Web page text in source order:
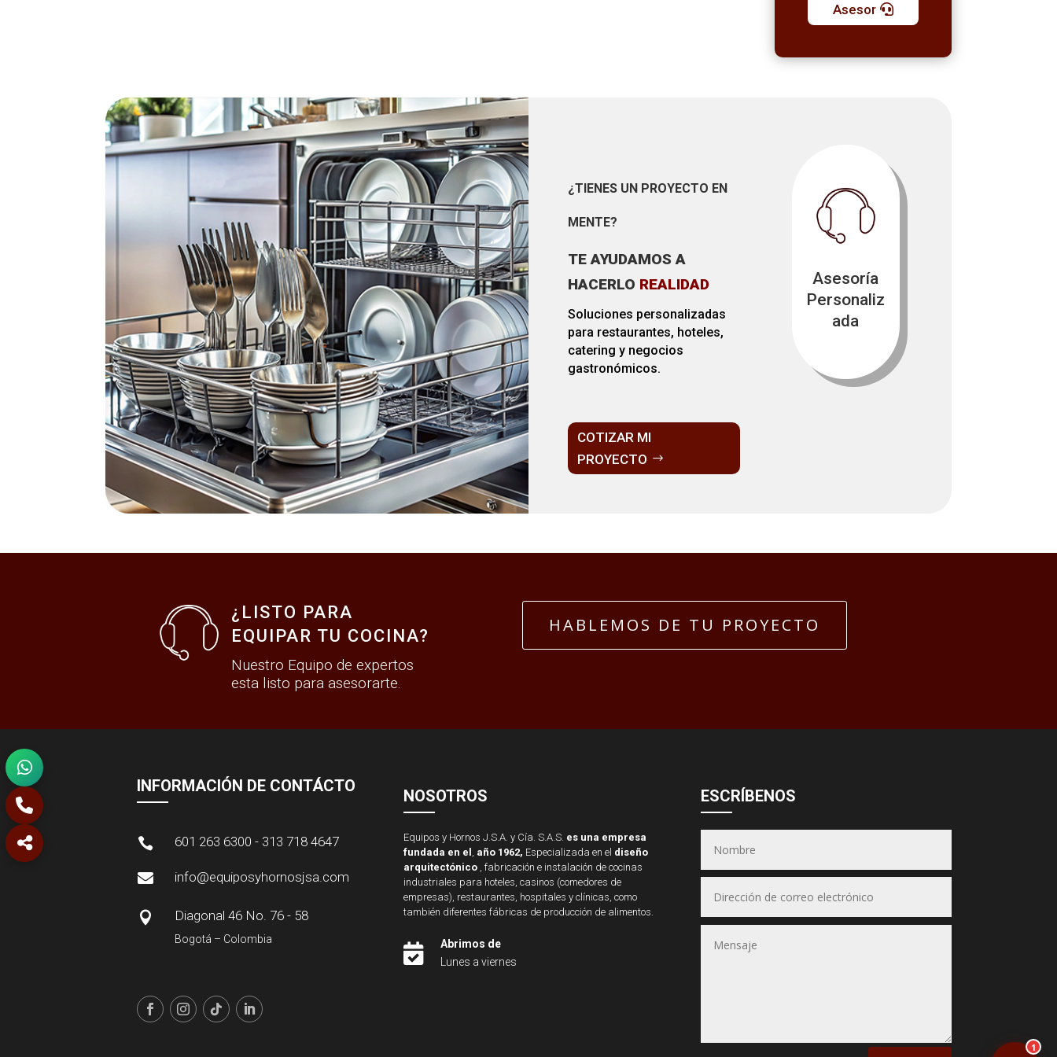
Asesor
¿TIENES UN PROYECTO EN
MENTE?
TE AYUDAMOS A
HACERLO REALIDAD
Soluciones personalizadas
para restaurantes, hoteles,
catering y negocios
gastronómicos.
COTIZAR MI
PROYECTO
Asesoría
Personaliz
ada
¿LISTO PARA
EQUIPAR TU COCINA?
Nuestro Equipo de expertos
esta listo para asesorarte.
HABLEMOS DE TU PROYECTO
INFORMACIÓN DE CONTÁCTO
 601 263 6300 - 313 718 4647
 info@equiposyhornosjsa.com
 Diagonal 46 No. 76 - 58
Bogotá – Colombia
NOSOTROS
Equipos y Hornos J.S.A. y Cía. S.A.S. es una empresa
fundada en el año 1962, Especializada en el diseño
arquitectónico, fabricación e instalación de cocinas
industriales para hoteles, casinos (comedores de
empresas), restaurantes, hospitales y clínicas, como
también diferentes fábricas de producción de alimentos.

Abrimos de
Lunes a viernes
ESCRÍBENOS
1
(Puedes seleccionar varios)